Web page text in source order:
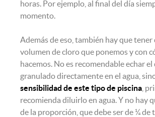
horas. Por ejemplo, al final del día
momento.
Además de eso, también hay que tener
volumen de cloro que ponemos y con
hacemos. No es recomendable echar
granulado directamente en el agua,
sensibilidad de este tipo de piscina ,
recomienda diluirlo en agua. Y no hay
de la proporción, que debe ser de ¼ de